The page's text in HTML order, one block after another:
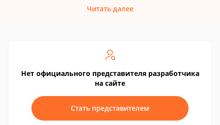
Читать далее
Нет официального представителя разработчика
на сайте
Стать представителем